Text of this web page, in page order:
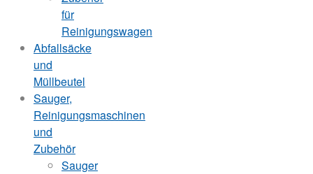
für
Reinigungswagen
Abfallsäcke
und
Müllbeutel
Sauger,
Reinigungsmaschinen
und
Zubehör
Sauger